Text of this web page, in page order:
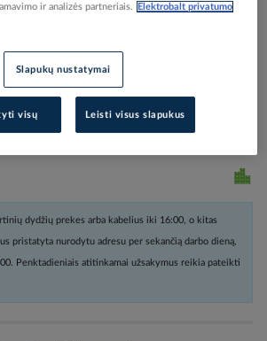
Prisijunkite, norėdami pamatyti kainas
dydžių prekes arba kabelius iki 16:00, o kitas
pristatyta nurodytu adresu per sekančią darbo dieną,
Penktadieniais atitinkamai užsakymus reikia pateikti
ir analizės partneriais.
Elektrobalt privatumo
Slapukų nustatymai
visų Leisti visus slapukus